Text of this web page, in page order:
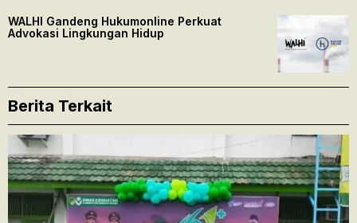
WALHI Gandeng Hukumonline Perkuat
Advokasi Lingkungan Hidup
Berita Terkait